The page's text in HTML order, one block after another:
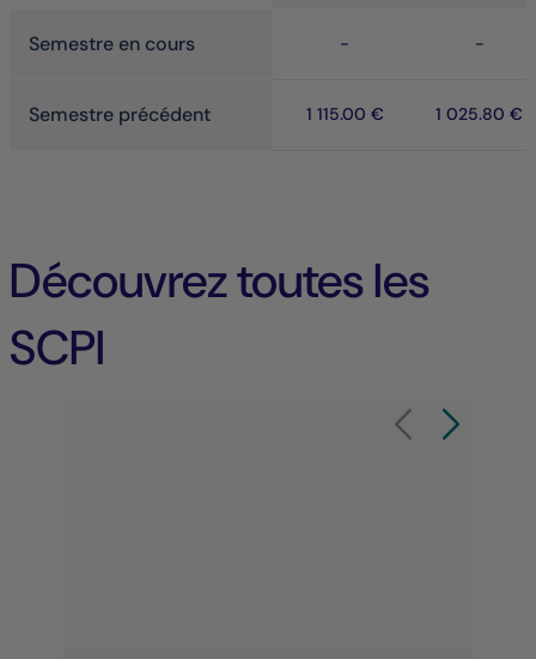
Semestre en cours - -
Semestre précédent 1 115.00 € 1 025.80 €
Découvrez toutes les
SCPI
Carrousel de
Carrousel